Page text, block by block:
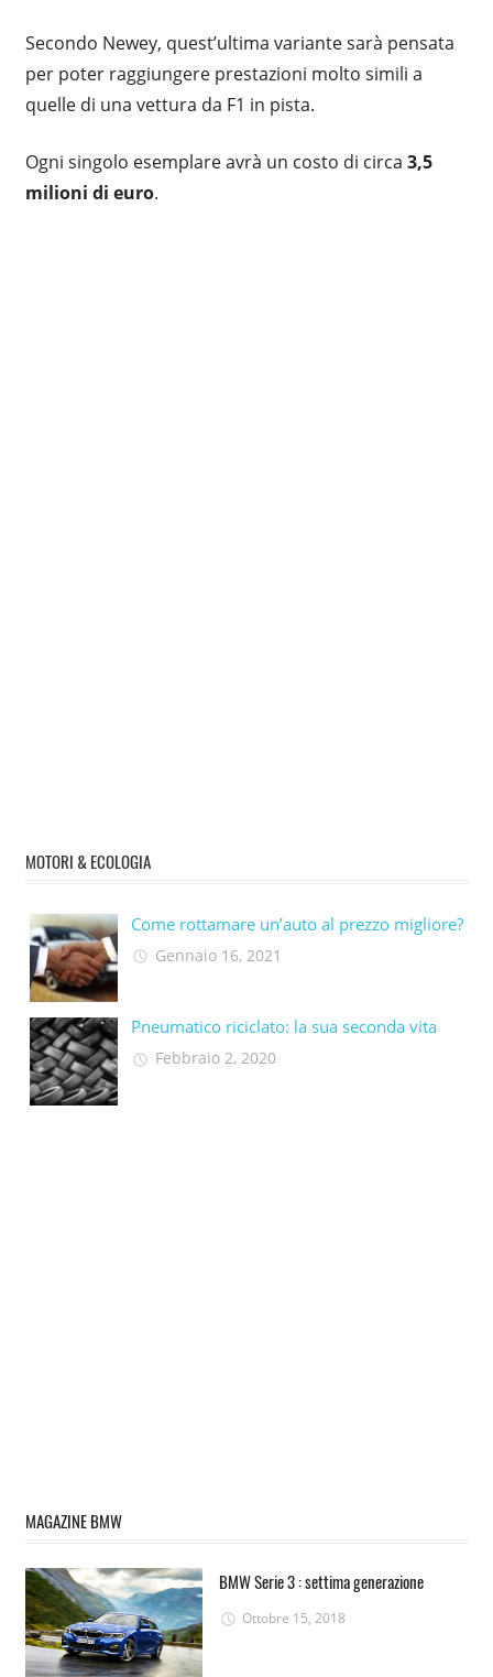
Secondo Newey, quest’ultima variante sarà pensata
per poter raggiungere prestazioni molto simili a
quelle di una vettura da F1 in pista.
Ogni singolo esemplare avrà un costo di circa 3,5
milioni di euro.
MOTORI & ECOLOGIA
Come rottamare un’auto al prezzo migliore?
Gennaio 16, 2021
Pneumatico riciclato: la sua seconda vita​
Febbraio 2, 2020
MAGAZINE BMW
BMW Serie 3 : settima generazione
Ottobre 15, 2018